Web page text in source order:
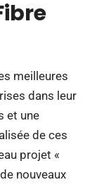
meilleures
dans leur
et une
de ces
projet «
nouveaux